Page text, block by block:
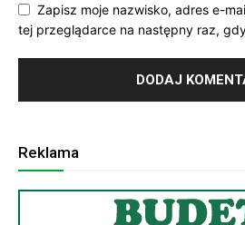
Zapisz moje nazwisko, adres e-
tej przeglądarce na następny raz,
Reklama